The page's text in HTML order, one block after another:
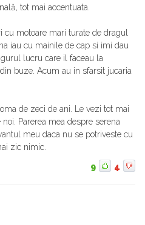
tot mai accentuata.
motoare mari turate de dragul
iau cu mainile de cap si imi dau
lucru care il faceau la
buze. Acum au in sfarsit jucaria
de zeci de ani. Le vezi tot mai
Parerea mea despre serena
meu daca nu se potriveste cu
zic nimic.
9 4